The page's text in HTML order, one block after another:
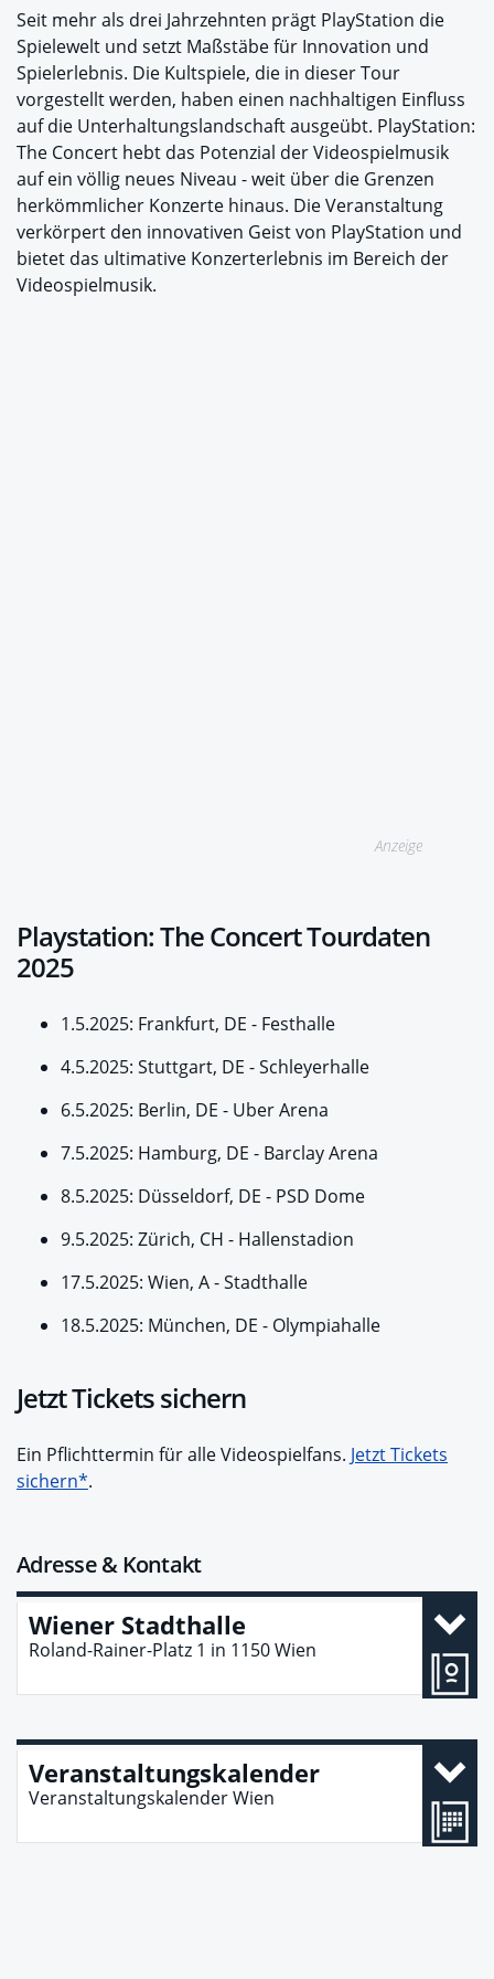
Seit mehr als drei Jahrzehnten prägt PlayStation die
Spielewelt und setzt Maßstäbe für Innovation und
Spielerlebnis. Die Kultspiele, die in dieser Tour
vorgestellt werden, haben einen nachhaltigen Einfluss
auf die Unterhaltungslandschaft ausgeübt. PlayStation:
The Concert hebt das Potenzial der Videospielmusik
auf ein völlig neues Niveau - weit über die Grenzen
herkömmlicher Konzerte hinaus. Die Veranstaltung
verkörpert den innovativen Geist von PlayStation und
bietet das ultimative Konzerterlebnis im Bereich der
Videospielmusik.
Anzeige
Playstation: The Concert Tourdaten
2025
1.5.2025: Frankfurt, DE - Festhalle
4.5.2025: Stuttgart, DE - Schleyerhalle
6.5.2025: Berlin, DE - Uber Arena
7.5.2025: Hamburg, DE - Barclay Arena
8.5.2025: Düsseldorf, DE - PSD Dome
9.5.2025: Zürich, CH - Hallenstadion
17.5.2025: Wien, A - Stadthalle
18.5.2025: München, DE - Olympiahalle
Jetzt Tickets sichern
Ein Pflichttermin für alle Videospielfans. Jetzt Tickets
sichern*.
Adresse & Kontakt
Wiener Stadthalle
Roland-Rainer-Platz 1 in 1150Wien
Veranstaltungskalender
Veranstaltungskalender Wien